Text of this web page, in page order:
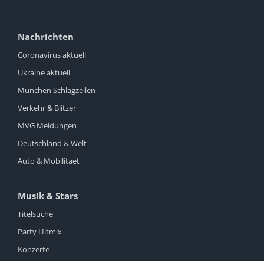
Nachrichten
Coronavirus aktuell
Ukraine aktuell
München Schlagzeilen
Verkehr & Blitzer
MVG Meldungen
Deutschland & Welt
Auto & Mobilitaet
Musik & Stars
Titelsuche
Party Hitmix
Konzerte